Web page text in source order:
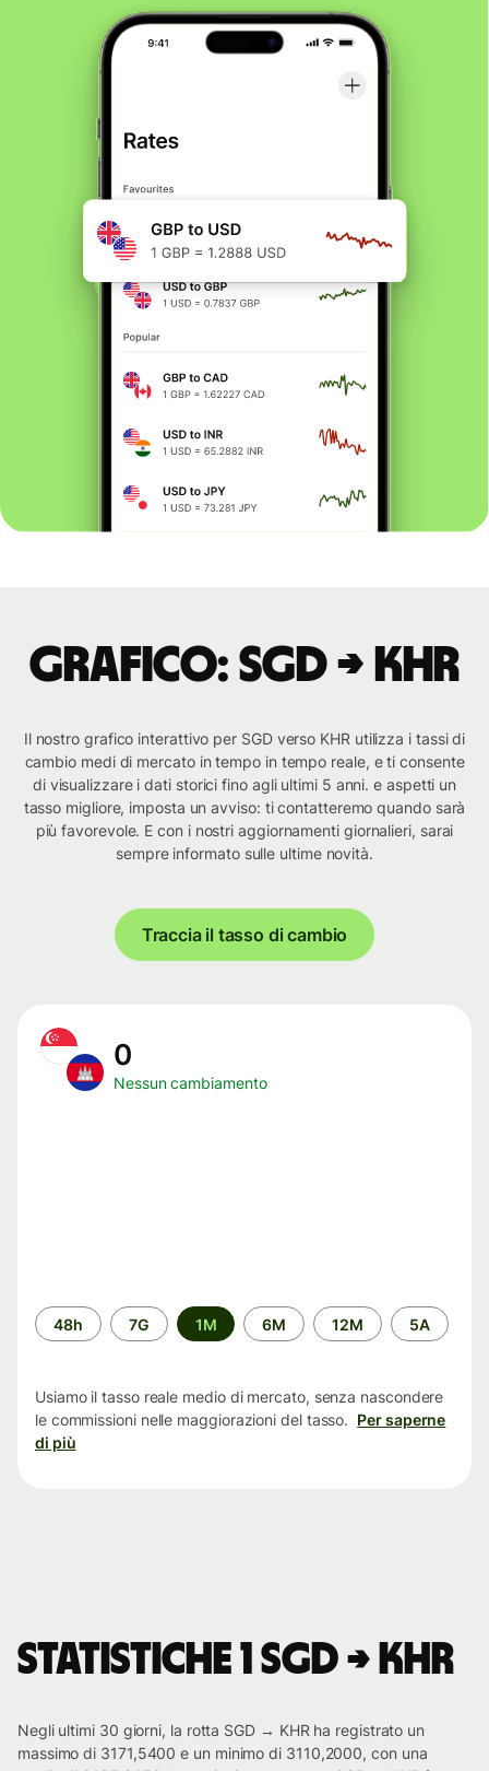
Grafico: SGD → KHR
Il nostro grafico interattivo per SGD verso KHR utilizza i tassi di
cambio medi di mercato in tempo in tempo reale, e ti consente
di visualizzare i dati storici fino agli ultimi 5 anni. e aspetti un
tasso migliore, imposta un avviso: ti contatteremo quando sarà
più favorevole. E con i nostri aggiornamenti giornalieri, sarai
sempre informato sulle ultime novità.
Traccia il tasso di cambio
0
Nessun cambiamento
Periodo
di
48h 7G 1M 6M 12M 5A
Usiamo il tasso reale medio di mercato, senza nascondere
le commissioni nelle maggiorazioni del tasso. Per saperne
di più
Statistiche 1 SGD → KHR
Negli ultimi 30 giorni, la rotta SGD → KHR ha registrato un
massimo di 3171,5400 e un minimo di 3110,2000, con una